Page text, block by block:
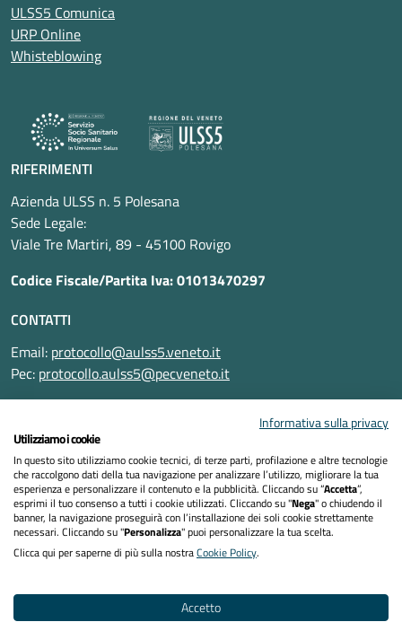
ULSS5 Comunica
URP Online
Whisteblowing
RIFERIMENTI
Azienda ULSS n. 5 Polesana
Sede Legale:
Viale Tre Martiri, 89 - 45100 Rovigo
Codice Fiscale/Partita Iva: 01013470297
CONTATTI
Email: protocollo@aulss5.veneto.it
Pec: protocollo.aulss5@pecveneto.it
Informativa privacy
Dichiarazione di accessibilità
Informativa sulla privacy
Utilizziamo i cookie
In questo sito utilizziamo cookie tecnici, di terze parti, profilazione e altre tecnologie
che raccolgono dati della tua navigazione per analizzare l’utilizzo, migliorare la tua
esperienza e personalizzare il contenuto e la pubblicità. Cliccando su “Accetta”,
esprimi il tuo consenso a tutti i cookie utilizzati. Cliccando su "Nega" o chiudendo il
banner, la navigazione proseguirà con l’installazione dei soli cookie strettamente
necessari. Cliccando su "Personalizza" puoi personalizzare la tua scelta.
Clicca qui per saperne di più sulla nostraCookie Policy.
Accetto